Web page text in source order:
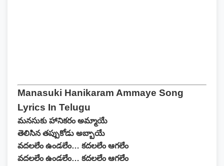
Manasuki Hanikaram Ammaye Song
Lyrics In Telugu
మనసుకు హానికరం అమ్మాయే
తెలిసిన తప్పుకోడు అబ్బాయే
వదలలేం ఉండలేం… కదలలేం ఆగలేం
వదలలేం ఉండలేం… కదలలేం ఆగలేం